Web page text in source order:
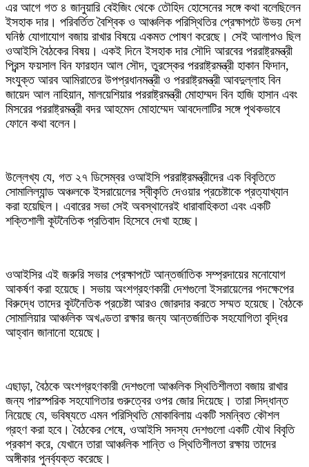
‎এর আগে গত ৪ জানুয়ারি বেইজিং থেকে তৌহিদ হোসেনের সঙ্গে কথা বলেছিলেন
ইসহাক দার। পরিবর্তিত বৈশ্বিক ও আঞ্চলিক পরিস্থিতির প্রেক্ষাপটে উভয় দেশ
ঘনিষ্ঠ যোগাযোগ বজায় রাখার বিষয়ে একমত পোষণ করেছে। সেই আলাপও ছিল
ওআইসি বৈঠকের বিষয়। একই দিনে ইসহাক দার সৌদি আরবের পররাষ্ট্রমন্ত্রী
প্রিন্স ফয়সাল বিন ফারহান আল সৌদ, তুরস্কের পররাষ্ট্রমন্ত্রী হাকান ফিদান,
সংযুক্ত আরব আমিরাতের উপপ্রধানমন্ত্রী ও পররাষ্ট্রমন্ত্রী আবদুল্লাহ বিন
জায়েদ আল নাহিয়ান, মালয়েশিয়ার পররাষ্ট্রমন্ত্রী মোহাম্মদ বিন হাজি হাসান এবং
মিসরের পররাষ্ট্রমন্ত্রী বদর আহমেদ মোহাম্মেদ আবদেলাটির সঙ্গে পৃথকভাবে
ফোনে কথা বলেন।
‎উল্লেখ্য যে, গত ২৭ ডিসেম্বর ওআইসি পররাষ্ট্রমন্ত্রীদের এক বিবৃতিতে
সোমালিল্যান্ড অঞ্চলকে ইসরায়েলের স্বীকৃতি দেওয়ার প্রচেষ্টাকে প্রত্যাখ্যান
করা হয়েছিল। এবারের সভা সেই অবস্থানেরই ধারাবাহিকতা এবং একটি
শক্তিশালী কূটনৈতিক প্রতিবাদ হিসেবে দেখা হচ্ছে।
‎ওআইসির এই জরুরি সভার প্রেক্ষাপটে আন্তর্জাতিক সম্প্রদায়ের মনোযোগ
আকর্ষণ করা হয়েছে। সভায় অংশগ্রহণকারী দেশগুলো ইসরায়েলের পদক্ষেপের
বিরুদ্ধে তাদের কূটনৈতিক প্রচেষ্টা আরও জোরদার করতে সম্মত হয়েছে। বৈঠকে
সোমালিয়ার আঞ্চলিক অখণ্ডতা রক্ষার জন্য আন্তর্জাতিক সহযোগিতা বৃদ্ধির
আহ্বান জানানো হয়েছে।
‎এছাড়া, বৈঠকে অংশগ্রহণকারী দেশগুলো আঞ্চলিক স্থিতিশীলতা বজায় রাখার
জন্য পারস্পরিক সহযোগিতার গুরুত্বের ওপর জোর দিয়েছে। তারা সিদ্ধান্ত
নিয়েছে যে, ভবিষ্যতে এমন পরিস্থিতি মোকাবিলায় একটি সমন্বিত কৌশল
গ্রহণ করা হবে। বৈঠকের শেষে, ওআইসি সদস্য দেশগুলো একটি যৌথ বিবৃতি
প্রকাশ করে, যেখানে তারা আঞ্চলিক শান্তি ও স্থিতিশীলতা রক্ষায় তাদের
অঙ্গীকার পুনর্ব্যক্ত করেছে।